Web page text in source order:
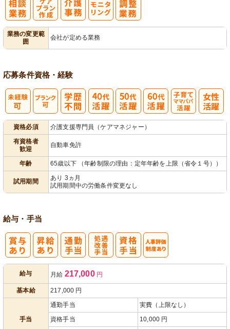
業務の変更範
囲
会社が定める業務
応募条件資格・経験
資格必須
介護支援専門員（ケアマネジャー）
有資格者
歓迎
自動車免許
年齢 65歳以下 （年齢制限の理由：定年年齢を上限（省令１号））
試用期間
あり 3ヵ月
試用期間中の労働条件変更なし
給与・手当
給与 月給 217,000円
基本給 217,000 円
手当
通勤手当
実費（上限なし）
資格手当
10,000 円